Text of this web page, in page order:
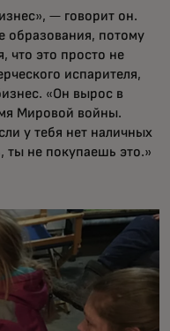
— говорит он.
образования, потому
что это просто не
испарителя,
«Он вырос в
Мировой войны.
у тебя нет наличных
ты не покупаешь это.»